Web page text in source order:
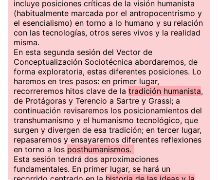
incluye posiciones críticas de la visión humanista
(habitualmente marcada por el antropocentrismo y
el esencialismo) en torno a lo humano y su relación
con las tecnologías, otros seres vivos y la realidad
misma.
En esta segunda sesión del Vector de
Conceptualización Sociotécnica abordaremos, de
forma exploratoria, estas diferentes posiciones. Lo
haremos en tres pasos: en primer lugar,
recorreremos hitos clave de la tradición humanista,
de Protágoras y Terencio a Sartre y Grassi; a
continuación revisaremos los posicionamientos del
transhumanismo y el humanismo tecnológico, que
surgen y divergen de esa tradición; en tercer lugar,
repasaremos y ensayaremos diferentes reflexiones
en torno a los posthumanismos.
Esta sesión tendrá dos aproximaciones
fundamentales. En primer lugar, se hará un